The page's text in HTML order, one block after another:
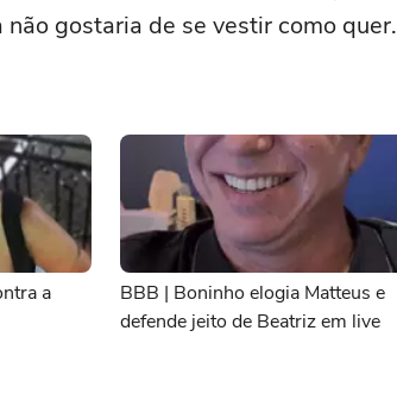
gostaria de se vestir como quer.
a
BBB | Boninho elogia Matteus e
defende jeito de Beatriz em live